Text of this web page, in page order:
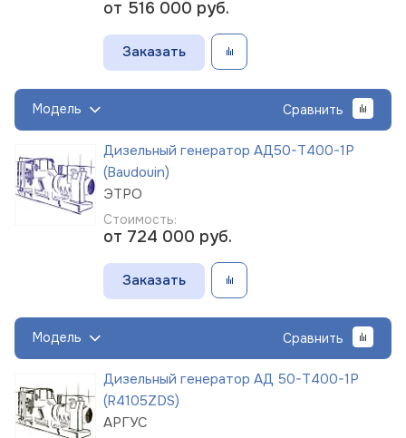
от 516 000 руб.
Заказать
Модель Сравнить
Дизельный генератор АД50-Т400-1Р
(Baudouin)
ЭТРО
Стоимость:
от 724 000 руб.
Заказать
Модель Сравнить
Дизельный генератор АД 50-Т400-1Р
(R4105ZDS)
АРГУС